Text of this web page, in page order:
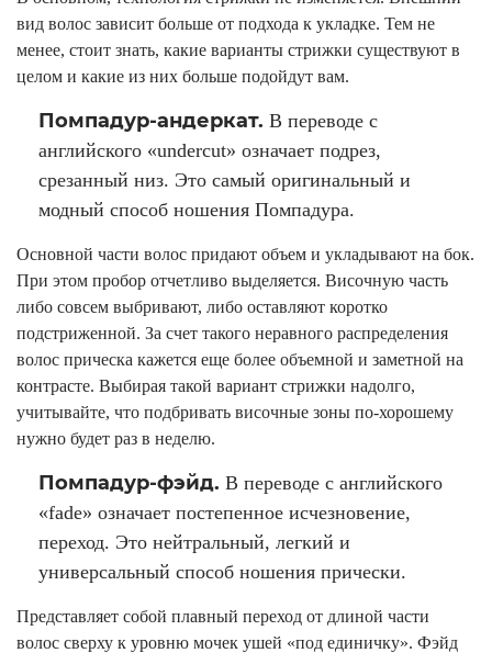
вид волос зависит больше от подхода к укладке. Тем не
менее, стоит знать, какие варианты стрижки существуют в
целом и какие из них больше подойдут вам.
Помпадур-андеркат. В переводе с
английского «undercut» означает подрез,
срезанный низ. Это самый оригинальный и
модный способ ношения Помпадура.
Основной части волос придают объем и укладывают на бок.
При этом пробор отчетливо выделяется. Височную часть
либо совсем выбривают, либо оставляют коротко
подстриженной. За счет такого неравного распределения
волос прическа кажется еще более объемной и заметной на
контрасте. Выбирая такой вариант стрижки надолго,
учитывайте, что подбривать височные зоны по-хорошему
нужно будет раз в неделю.
Помпадур-фэйд. В переводе с английского
«fade» означает постепенное исчезновение,
переход. Это нейтральный, легкий и
универсальный способ ношения прически.
Представляет собой плавный переход от длиной части
волос сверху к уровню мочек ушей «под единичку». Фэйд